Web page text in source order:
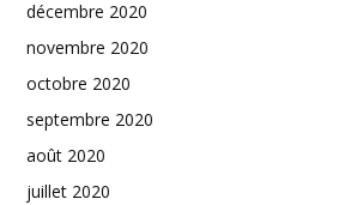
décembre 2020
novembre 2020
octobre 2020
septembre 2020
août 2020
juillet 2020